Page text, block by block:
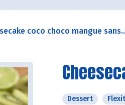
coco choco mangue
Dessert